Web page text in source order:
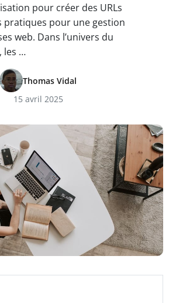
pour créer des URLs
pratiques pour une gestion
web. Dans l’univers du
les …
Thomas Vidal
15 avril 2025